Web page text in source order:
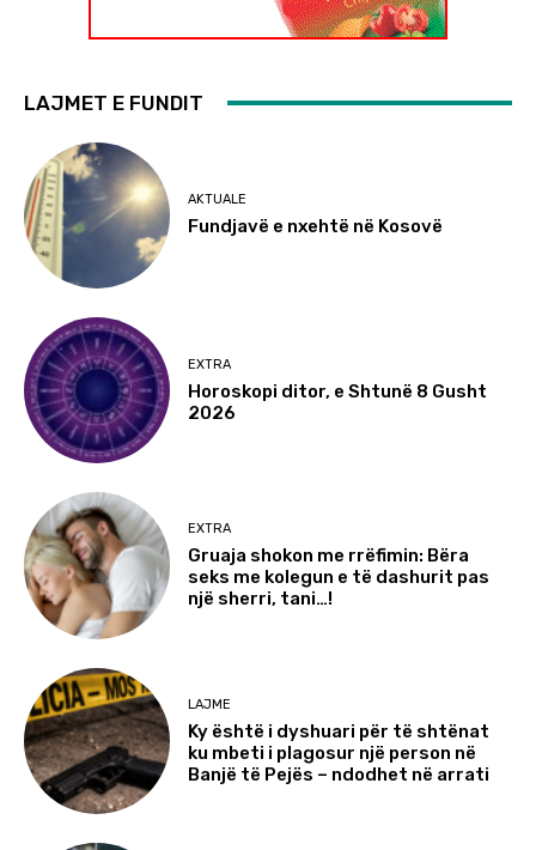
LAJMET E FUNDIT
AKTUALE
Fundjavë e nxehtë në Kosovë
EXTRA
Horoskopi ditor, e Shtunë 8 Gusht
2026
EXTRA
Gruaja shokon me rrëfimin: Bëra
seks me kolegun e të dashurit pas
një sherri, tani…!
LAJME
Ky është i dyshuari për të shtënat
ku mbeti i plagosur një person në
Banjë të Pejës – ndodhet në arrati